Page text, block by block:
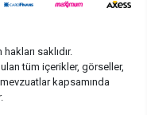
saklıdır.
tüm içerikler, görseller,
kapsamında